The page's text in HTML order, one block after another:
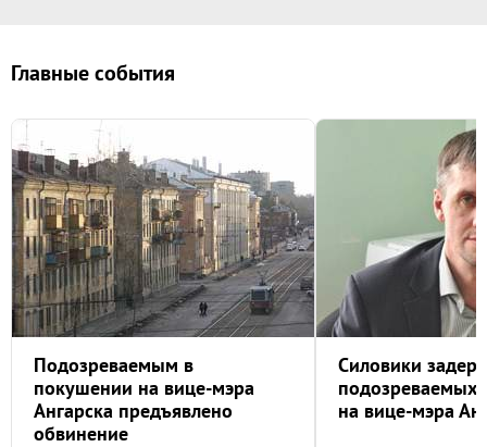
Главные события
Подозреваемым в
покушении на вице-мэра
Ангарска предъявлено
обвинение
Силовики
подозреваемых
на вице-мэра